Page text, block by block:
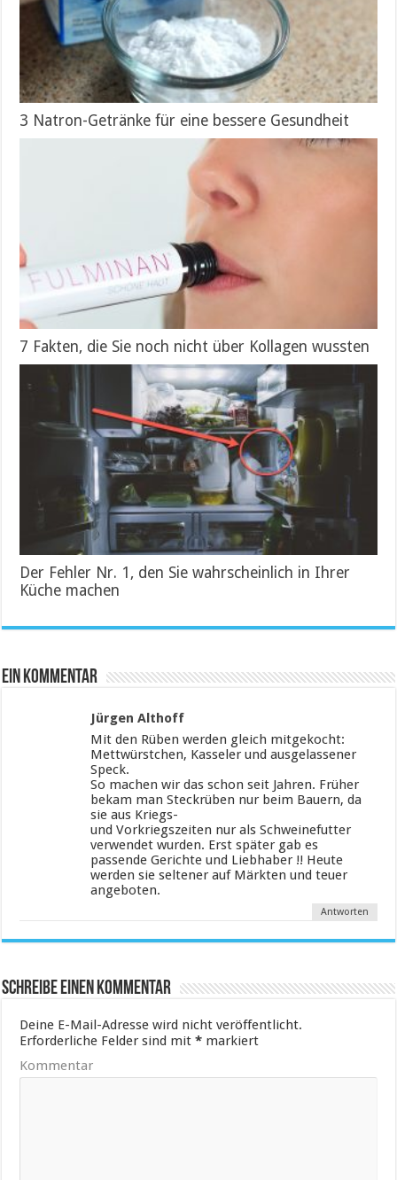
3 Natron-Getränke für eine bessere Gesundheit
7 Fakten, die Sie noch nicht über Kollagen wussten
Der Fehler Nr. 1, den Sie wahrscheinlich in Ihrer
Küche machen
Ein Kommentar
Jürgen Althoff
Mit den Rüben werden gleich mitgekocht:
Mettwürstchen, Kasseler und ausgelassener
Speck.
So machen wir das schon seit Jahren. Früher
bekam man Steckrüben nur beim Bauern, da
sie aus Kriegs-
und Vorkriegszeiten nur als Schweinefutter
verwendet wurden. Erst später gab es
passende Gerichte und Liebhaber !! Heute
werden sie seltener auf Märkten und teuer
angeboten.
Antworten
Schreibe einen Kommentar
Deine E-Mail-Adresse wird nicht veröffentlicht.
Erforderliche Felder sind mit* markiert
Kommentar